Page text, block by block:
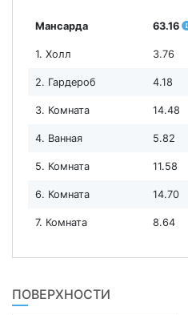
Мансарда 63.16
1. Холл 3.76
2. Гардероб 4.18
3. Комната 14.48
4. Ванная 5.82
5. Комната 11.58
6. Комната 14.70
7. Комната 8.64
ПОВЕРХНОСТИ